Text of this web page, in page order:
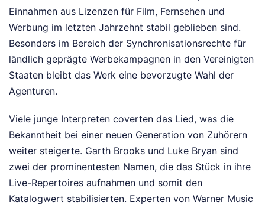
Einnahmen aus Lizenzen für Film, Fernsehen und
Werbung im letzten Jahrzehnt stabil geblieben sind.
Besonders im Bereich der Synchronisationsrechte für
ländlich geprägte Werbekampagnen in den Vereinigten
Staaten bleibt das Werk eine bevorzugte Wahl der
Agenturen.
Viele junge Interpreten coverten das Lied, was die
Bekanntheit bei einer neuen Generation von Zuhörern
weiter steigerte. Garth Brooks und Luke Bryan sind
zwei der prominentesten Namen, die das Stück in ihre
Live-Repertoires aufnahmen und somit den
Katalogwert stabilisierten. Experten von Warner Music